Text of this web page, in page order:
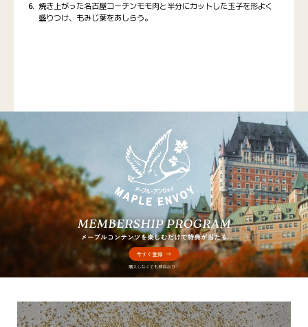
焼き上がった名古屋コーチンモモ肉と半分にカットした玉子を形よく
盛りつけ、もみじ葉をあしらう。